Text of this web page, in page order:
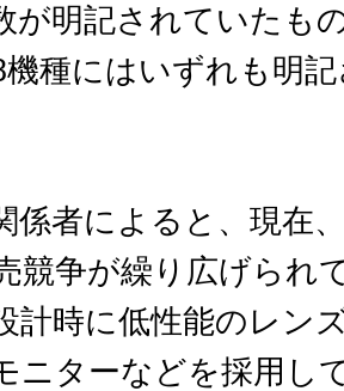
が明記されていたも
種にはいずれも明
者によると、現在
競争が繰り広げられ
計時に低性能のレン
ニターなどを採用し